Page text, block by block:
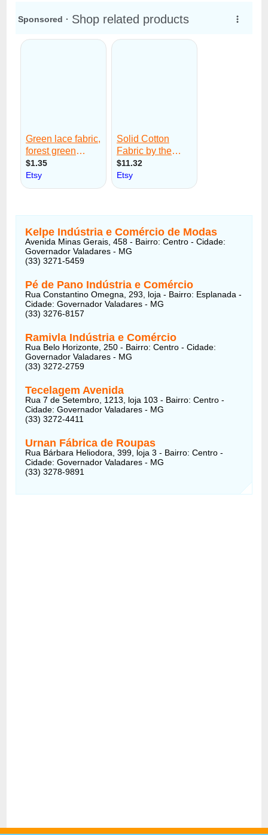
Kelpe Indústria e Comércio de Modas
Avenida Minas Gerais, 458 - Bairro: Centro - Cidade:
Governador Valadares - MG
(33) 3271-5459
Pé de Pano Indústria e Comércio
Rua Constantino Omegna, 293, loja - Bairro: Esplanada -
Cidade: Governador Valadares - MG
(33) 3276-8157
Ramivla Indústria e Comércio
Rua Belo Horizonte, 250 - Bairro: Centro - Cidade:
Governador Valadares - MG
(33) 3272-2759
Tecelagem Avenida
Rua 7 de Setembro, 1213, loja 103 - Bairro: Centro -
Cidade: Governador Valadares - MG
(33) 3272-4411
Urnan Fábrica de Roupas
Rua Bárbara Heliodora, 399, loja 3 - Bairro: Centro -
Cidade: Governador Valadares - MG
(33) 3278-9891